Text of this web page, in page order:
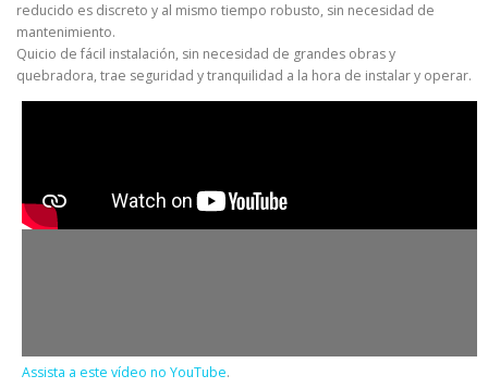
reducido es discreto y al mismo tiempo robusto, sin necesidad de
mantenimiento.
Quicio de fácil instalación, sin necesidad de grandes obras y
quebradora, trae seguridad y tranquilidad a la hora de instalar y operar.
Assista a este vídeo no YouTube.